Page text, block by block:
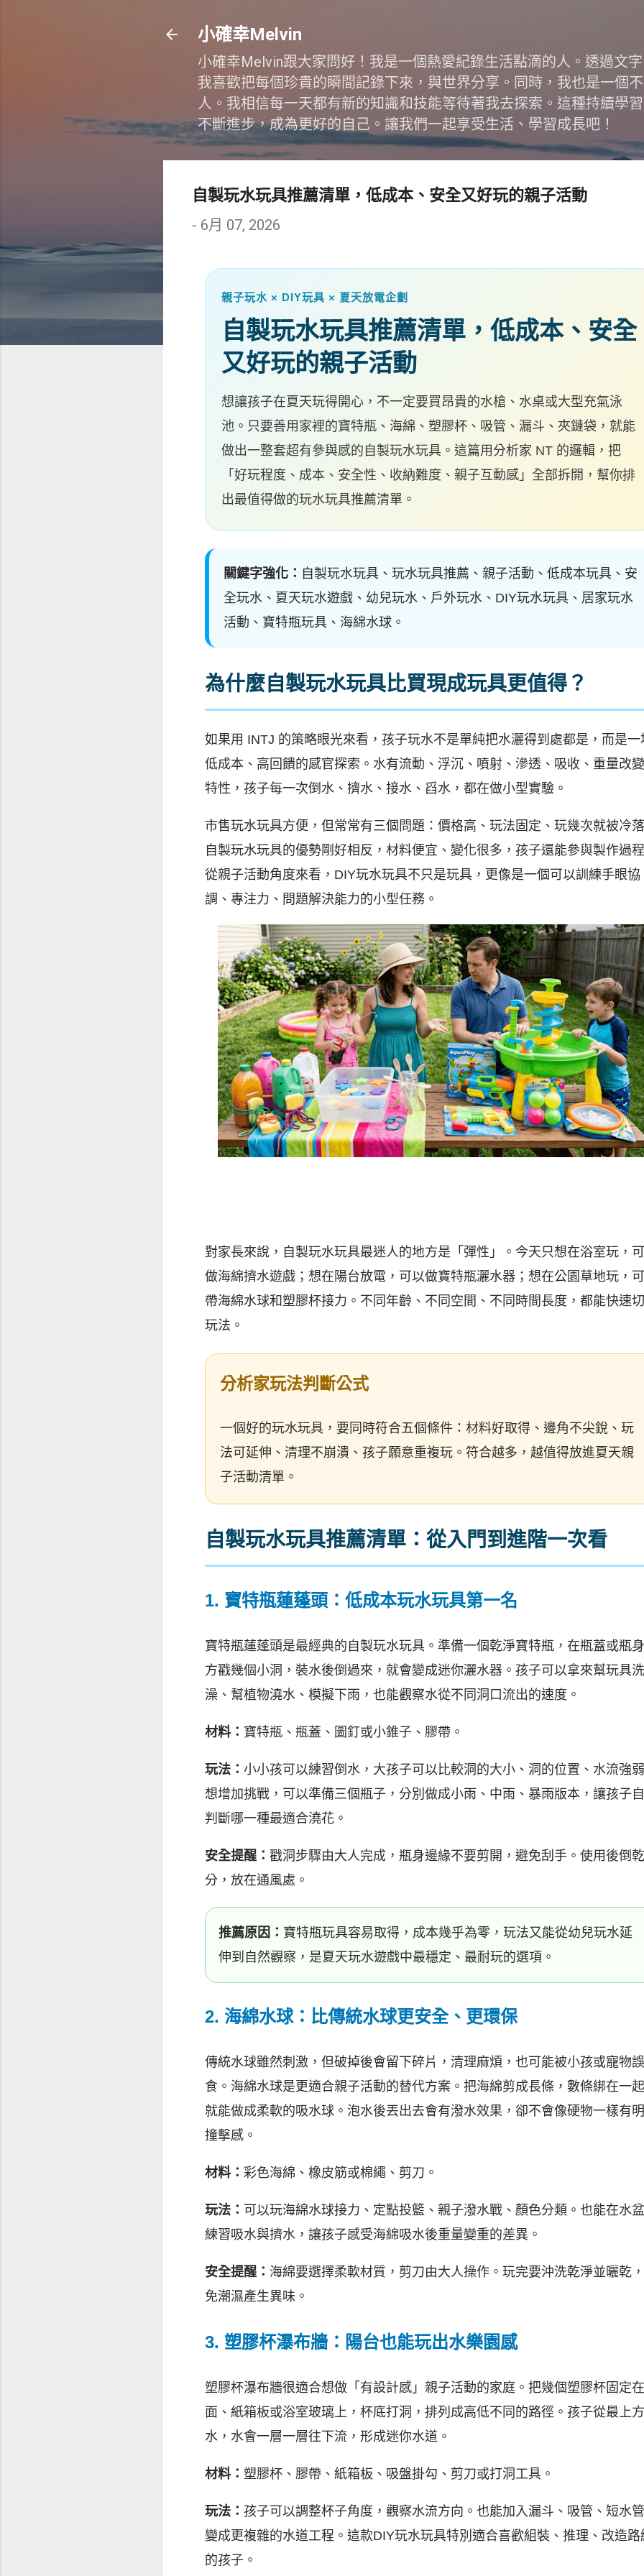
小確幸Melvin
小確幸Melvin跟大家問好！我是一個熱愛紀錄生活點滴的人。透過文
我喜歡把每個珍貴的瞬間記錄下來，與世界分享。同時，我也是一個
人。我相信每一天都有新的知識和技能等待著我去探索。這種持續學
不斷進步，成為更好的自己。讓我們一起享受生活、學習成長吧！
自製玩水玩具推薦清單，低成本、安全又好玩的親子活動
- 6月 07, 2026
親子玩水 × DIY玩具 × 夏天放電企劃
自製玩水玩具推薦清單，低成本、安全
又好玩的親子活動
想讓孩子在夏天玩得開心，不一定要買昂貴的水槍、水桌或大型充氣泳
池。只要善用家裡的寶特瓶、海綿、塑膠杯、吸管、漏斗、夾鏈袋，就能
做出一整套超有參與感的自製玩水玩具。這篇用分析家 NT 的邏輯，把
「好玩程度、成本、安全性、收納難度、親子互動感」全部拆開，幫你排
出最值得做的玩水玩具推薦清單。
關鍵字強化： 自製玩水玩具、玩水玩具推薦、親子活動、低成本玩具、安
全玩水、夏天玩水遊戲、幼兒玩水、戶外玩水、DIY玩水玩具、居家玩水
活動、寶特瓶玩具、海綿水球。
為什麼自製玩水玩具比買現成玩具更值得？
如果用 INTJ 的策略眼光來看，孩子玩水不是單純把水灑得到處都是，而是一
低成本、高回饋的感官探索。水有流動、浮沉、噴射、滲透、吸收、重量改
特性，孩子每一次倒水、擠水、接水、舀水，都在做小型實驗。
市售玩水玩具方便，但常常有三個問題：價格高、玩法固定、玩幾次就被冷
自製玩水玩具的優勢剛好相反，材料便宜、變化很多，孩子還能參與製作過
從親子活動角度來看，DIY玩水玩具不只是玩具，更像是一個可以訓練手眼協
調、專注力、問題解決能力的小型任務。
對家長來說，自製玩水玩具最迷人的地方是「彈性」。今天只想在浴室玩，
做海綿擠水遊戲；想在陽台放電，可以做寶特瓶灑水器；想在公園草地玩，
帶海綿水球和塑膠杯接力。不同年齡、不同空間、不同時間長度，都能快速
玩法。
分析家玩法判斷公式
一個好的玩水玩具，要同時符合五個條件：材料好取得、邊角不尖銳、玩
法可延伸、清理不崩潰、孩子願意重複玩。符合越多，越值得放進夏天親
子活動清單。
自製玩水玩具推薦清單：從入門到進階一次看
1. 寶特瓶蓮蓬頭：低成本玩水玩具第一名
寶特瓶蓮蓬頭是最經典的自製玩水玩具。準備一個乾淨寶特瓶，在瓶蓋或瓶
方戳幾個小洞，裝水後倒過來，就會變成迷你灑水器。孩子可以拿來幫玩具洗
澡、幫植物澆水、模擬下雨，也能觀察水從不同洞口流出的速度。
材料： 寶特瓶、瓶蓋、圖釘或小錐子、膠帶。
玩法： 小小孩可以練習倒水，大孩子可以比較洞的大小、洞的位置、水流強
想增加挑戰，可以準備三個瓶子，分別做成小雨、中雨、暴雨版本，讓孩子
判斷哪一種最適合澆花。
安全提醒： 戳洞步驟由大人完成，瓶身邊緣不要剪開，避免刮手。使用後倒
分，放在通風處。
推薦原因： 寶特瓶玩具容易取得，成本幾乎為零，玩法又能從幼兒玩水延
伸到自然觀察，是夏天玩水遊戲中最穩定、最耐玩的選項。
2. 海綿水球：比傳統水球更安全、更環保
傳統水球雖然刺激，但破掉後會留下碎片，清理麻煩，也可能被小孩或寵物誤
食。海綿水球是更適合親子活動的替代方案。把海綿剪成長條，數條綁在一
就能做成柔軟的吸水球。泡水後丟出去會有潑水效果，卻不會像硬物一樣有
撞擊感。
材料： 彩色海綿、橡皮筋或棉繩、剪刀。
玩法： 可以玩海綿水球接力、定點投籃、親子潑水戰、顏色分類。也能在水
練習吸水與擠水，讓孩子感受海綿吸水後重量變重的差異。
安全提醒： 海綿要選擇柔軟材質，剪刀由大人操作。玩完要沖洗乾淨並曬乾
免潮濕產生異味。
3. 塑膠杯瀑布牆：陽台也能玩出水樂園感
塑膠杯瀑布牆很適合想做「有設計感」親子活動的家庭。把幾個塑膠杯固定
面、紙箱板或浴室玻璃上，杯底打洞，排列成高低不同的路徑。孩子從最上
水，水會一層一層往下流，形成迷你水道。
材料： 塑膠杯、膠帶、紙箱板、吸盤掛勾、剪刀或打洞工具。
玩法： 孩子可以調整杯子角度，觀察水流方向。也能加入漏斗、吸管、短水
變成更複雜的水道工程。這款DIY玩水玩具特別適合喜歡組裝、推理、改造路
的孩子。